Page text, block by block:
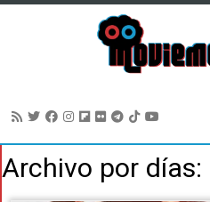
al
Archivo por días: